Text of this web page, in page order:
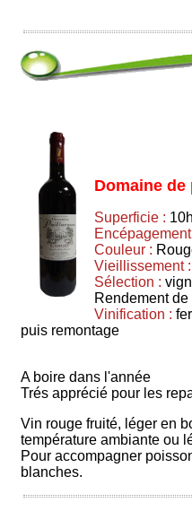
Domaine de
Superficie :
Encépagement
Couleur :
Vieillissement :
Sélection :
Rendement
Vinification :
puis remontage
A boire dans l'année
Trés apprécié pour les
Vin rouge fruité, léger en
température ambiante ou
Pour accompagner
blanches.